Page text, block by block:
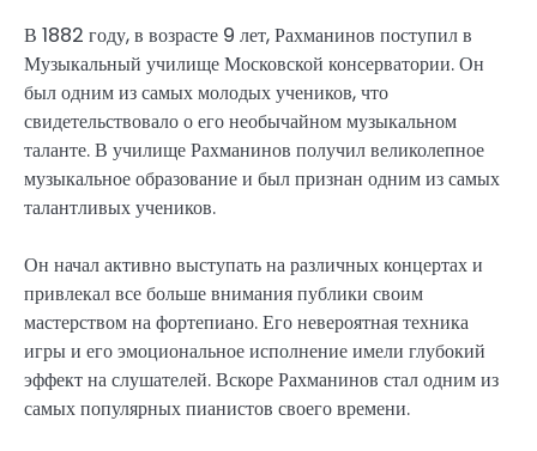
В 1882 году, в возрасте 9 лет, Рахманинов поступил в
Музыкальный училище Московской консерватории. Он
был одним из самых молодых учеников, что
свидетельствовало о его необычайном музыкальном
таланте. В училище Рахманинов получил великолепное
музыкальное образование и был признан одним из самых
талантливых учеников.
Он начал активно выступать на различных концертах и
привлекал все больше внимания публики своим
мастерством на фортепиано. Его невероятная техника
игры и его эмоциональное исполнение имели глубокий
эффект на слушателей. Вскоре Рахманинов стал одним из
самых популярных пианистов своего времени.